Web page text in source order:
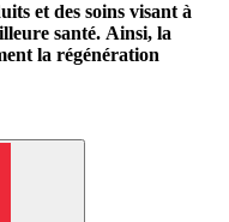
et des soins visant à
santé. Ainsi, la
la régénération